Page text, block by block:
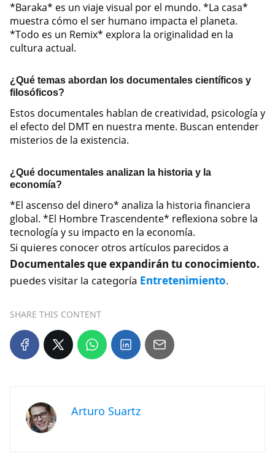
*Baraka* es un viaje visual por el mundo. *La casa*
muestra cómo el ser humano impacta el planeta.
*Todo es un Remix* explora la originalidad en la
cultura actual.
¿Qué temas abordan los documentales científicos y
filosóficos?
Estos documentales hablan de creatividad, psicología y
el efecto del DMT en nuestra mente. Buscan entender
misterios de la existencia.
¿Qué documentales analizan la historia y la
economía?
*El ascenso del dinero* analiza la historia financiera
global. *El Hombre Trascendente* reflexiona sobre la
tecnología y su impacto en la economía.
Si quieres conocer otros artículos parecidos a
Documentales que expandirán tu conocimiento.
puedes visitar la categoría Entretenimiento.
SHARE THIS CONTENT
Arturo Suartz